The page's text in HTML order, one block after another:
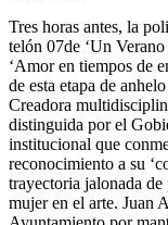
Tres horas antes, la
telón 07de ‘Un
‘Amor en tiempos de
de esta etapa de
Creadora
distinguida por el
institucional que
reconocimiento a su
trayectoria jalonada
mujer en el arte. Juan